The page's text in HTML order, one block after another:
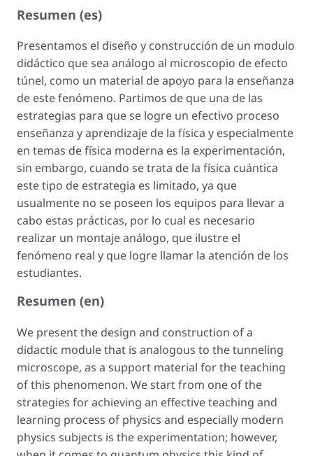
Resumen (es)
Presentamos el diseño y construcción de un modulo
didáctico que sea análogo al microscopio de efecto
túnel, como un material de apoyo para la enseñanza
de este fenómeno. Partimos de que una de las
estrategias para que se logre un efectivo proceso
enseñanza y aprendizaje de la física y especialmente
en temas de física moderna es la experimentación,
sin embargo, cuando se trata de la física cuántica
este tipo de estrategia es limitado, ya que
usualmente no se poseen los equipos para llevar a
cabo estas prácticas, por lo cual es necesario
realizar un montaje análogo, que ilustre el
fenómeno real y que logre llamar la atención de los
estudiantes.
Resumen (en)
We present the design and construction of a
didactic module that is analogous to the tunneling
microscope, as a support material for the teaching
of this phenomenon. We start from one of the
strategies for achieving an effective teaching and
learning process of physics and especially modern
physics subjects is the experimentation; however,